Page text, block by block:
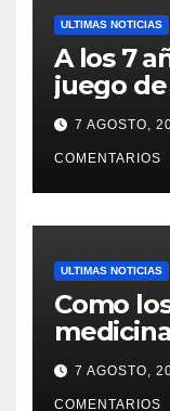
ULTIMAS NOTICIAS
A los 7
juego
millones
idea
7 AGOSTO,
COMENTARIOS
ULTIMAS NOTICIAS
Como
trampa
obtener
7 AGOSTO,
COMENTARIOS